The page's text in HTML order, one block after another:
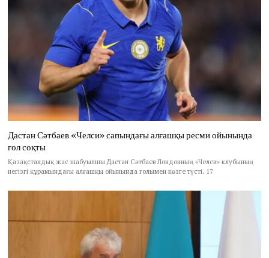
Дастан Сәтбаев «Челси» сапындағы алғашқы ресми ойынында
гол соқты
Қазақстандық жас шабуылшы Дастан Сәтбаев Лондонның «Челси» клубының
негізгі құрамындағы алғашқы ойынында голымен көзге түсті. 17